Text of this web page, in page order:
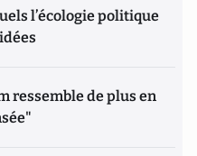
l’écologie politique
ressemble de plus en